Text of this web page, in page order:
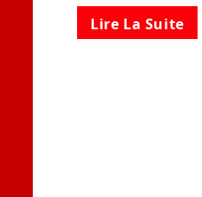
Lire La Suite